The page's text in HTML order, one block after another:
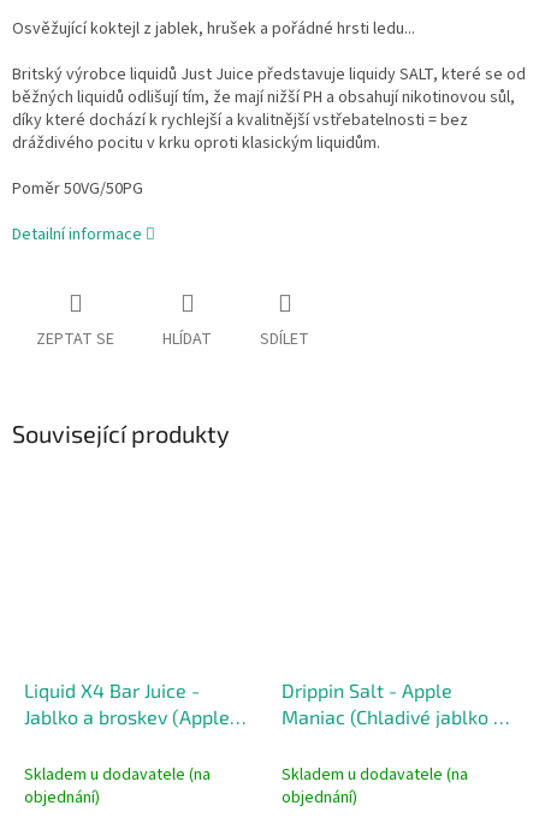
Osvěžující koktejl z jablek, hrušek a pořádné hrsti ledu...
Britský výrobce liquidů Just Juice představuje liquidy SALT, které se od
běžných liquidů odlišují tím, že mají nižší PH a obsahují nikotinovou sůl,
díky které dochází k rychlejší a kvalitnější vstřebatelnosti = bez
dráždivého pocitu v krku oproti klasickým liquidům.
Poměr 50VG/50PG
Detailní informace
ZEPTAT SE HLÍDAT SDÍLET
Související produkty
Liquid X4 Bar Juice -
Jablko a broskev (Apple
Skladem u dodavatele (na
objednání)
Drippin Salt - Apple
Maniac (Chladivé jablko a
Skladem u dodavatele (na
objednání)